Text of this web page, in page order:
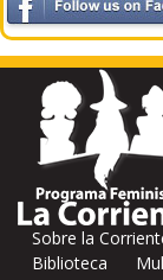
Sobre la
Biblioteca